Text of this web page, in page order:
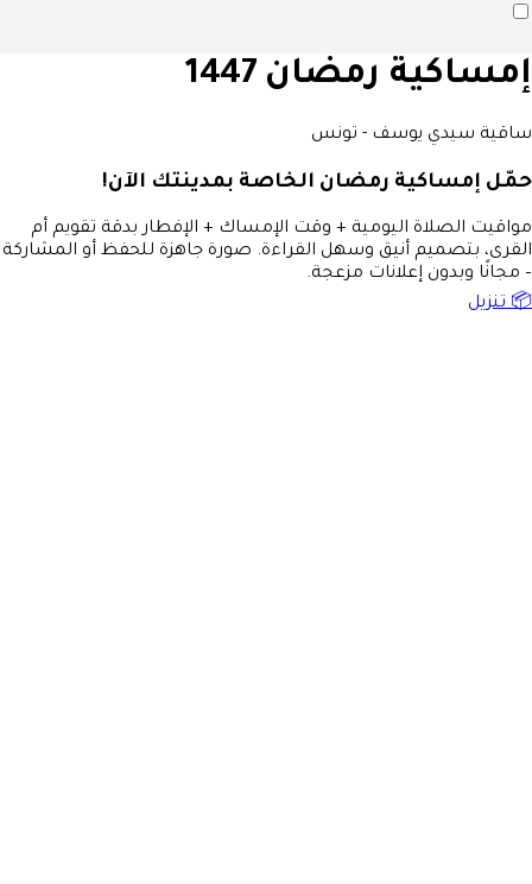
إمساكية رمضان 1447
ساقية سيدي يوسف - تونس
حمّل إمساكية رمضان الخاصة بمدينتك الآن!
مواقيت الصلاة اليومية + وقت الإمساك + الإفطار بدقة تقويم أم
القرى، بتصميم أنيق وسهل القراءة. صورة جاهزة للحفظ أو المشاركة
– مجانًا وبدون إعلانات مزعجة.
📦 تنزيل